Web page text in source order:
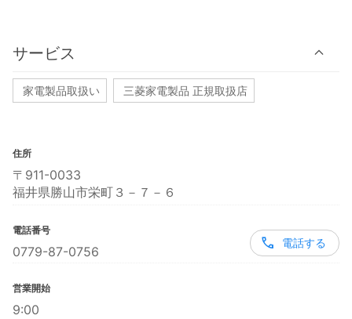
サービス
家電製品取扱い 三菱家電製品 正規取扱店
住所
〒911-0033
福井県勝山市栄町３－７－６
電話番号
0779-87-0756
電話する
営業開始
9:00